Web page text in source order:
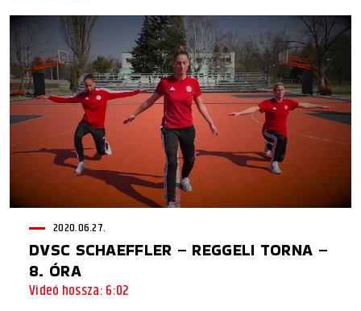
2020.06.27.
DVSC SCHAEFFLER – REGGELI TORNA –
8. ÓRA
Videó hossza: 6:02